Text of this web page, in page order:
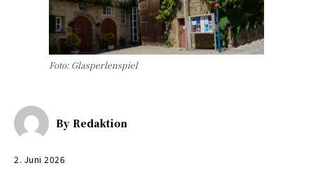
Foto: Glasperlenspiel
By Redaktion
2. Juni 2026